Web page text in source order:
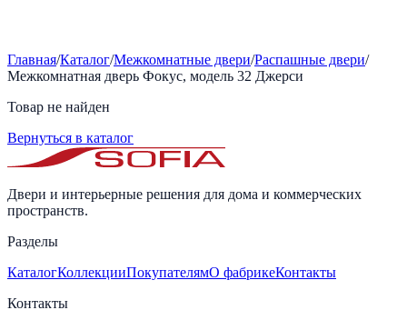
Главная/Каталог/Межкомнатные двери/Распашные двери/
Межкомнатная дверь Фокус, модель 32 Джерси
Товар не найден
Вернуться в каталог
Двери и интерьерные решения для дома и коммерческих
пространств.
Разделы
КаталогКоллекцииПокупателямО фабрикеКонтакты
Контакты